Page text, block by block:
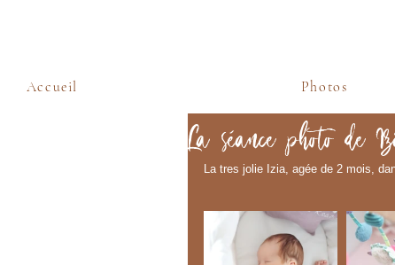
La séance photo de
La tres jolie Izia, agée de 2 mois,
Accueil Photos